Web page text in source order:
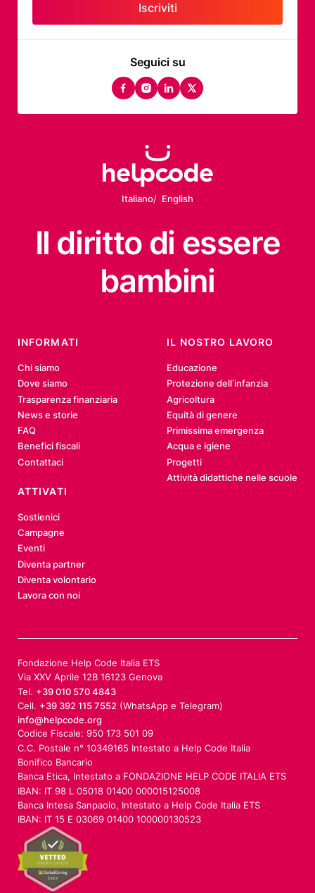
Seguici su
facebook
instagram
linkedin
twitter
Iscriviti
Italiano English
Il diritto di essere
bambini
INFORMATI
Chi siamo
Dove siamo
Trasparenza finanziaria
News e storie
FAQ
Benefici fiscali
Contattaci
IL NOSTRO LAVORO
Educazione
Protezione dell’infanzia
Agricoltura
Equità di genere
Primissima emergenza
Acqua e igiene
Progetti
Attività didattiche nelle scuole
ATTIVATI
Sostienici
Campagne
Eventi
Diventa partner
Diventa volontario
Lavora con noi
Fondazione Help Code Italia ETS
Via XXV Aprile 12B 16123 Genova
Tel. +39 010 570 4843
Cell. +39 392 115 7552 (WhatsApp e Telegram)
info@helpcode.org
Codice Fiscale: 950 173 501 09
C.C. Postale n° 10349165 Intestato a Help Code Italia
Bonifico Bancario
Banca Etica, Intestato a FONDAZIONE HELP CODE ITALIA ETS
IBAN: IT 98 L 05018 01400 000015125008
Banca Intesa Sanpaolo, Intestato a Help Code Italia ETS
IBAN: IT 15 E 03069 01400 100000130523